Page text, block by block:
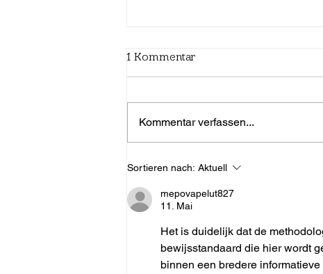
Häufig gestellte Fragen
1 Kommentar
Kommentar verfassen...
Sortieren nach: Aktuell
mepovapelut827
11. Mai
Het is duidelijk dat de
bewijsstandaard die hier wordt
binnen een bredere